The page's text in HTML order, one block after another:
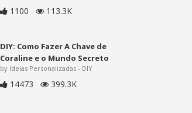
1100 113.3K
DIY: Como Fazer A Chave de
Coraline e o Mundo Secreto
by Ideias Personalizadas - DIY
14473 399.3K